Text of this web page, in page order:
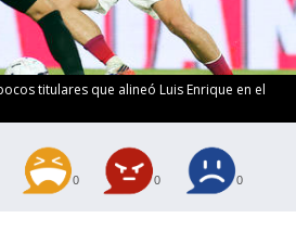
titulares que alineó Luis Enrique en el
0 0 0